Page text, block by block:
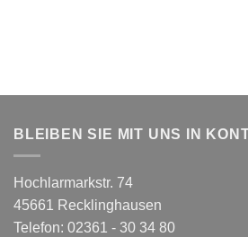
BLEIBEN SIE MIT UNS IN
Hochlarmarkstr. 74
45661 Recklinghausen
Telefon: 02361 - 30 34 80